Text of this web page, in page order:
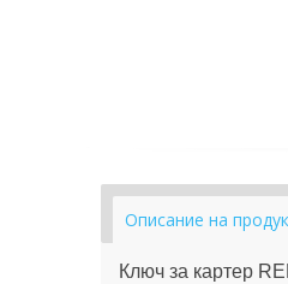
Описание на
Ключ за картер